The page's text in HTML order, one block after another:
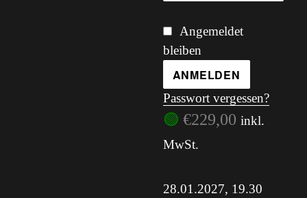
Angemeldet
bleiben
Passwort vergessen?
🟢 €229,00 inkl.
MwSt.
28.01.2027, 19.30